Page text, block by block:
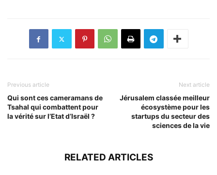
Previous article
Qui sont ces cameramans de
Tsahal qui combattent pour
la vérité sur l’Etat d’Israël ?
Next article
Jérusalem classée meilleur
écosystème pour les
startups du secteur des
sciences de la vie
RELATED ARTICLES